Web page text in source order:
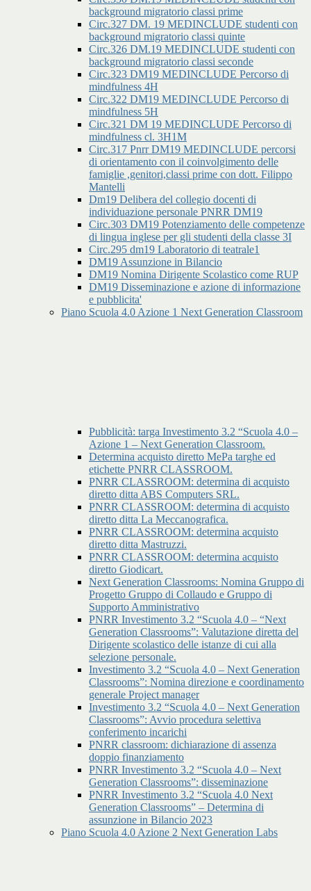
background migratorio classi prime
Circ.327 DM. 19 MEDINCLUDE studenti con
background migratorio classi quinte
Circ.326 DM.19 MEDINCLUDE studenti con
background migratorio classi seconde
Circ.323 DM19 MEDINCLUDE Percorso di
mindfulness 4H
Circ.322 DM19 MEDINCLUDE Percorso di
mindfulness 5H
Circ.321 DM 19 MEDINCLUDE Percorso di
mindfulness cl. 3H1M
Circ.317 Pnrr DM19 MEDINCLUDE percorsi
di orientamento con il coinvolgimento delle
famiglie ,genitori,classi prime con dott. Filippo
Mantelli
Dm19 Delibera del collegio docenti di
individuazione personale PNRR DM19
Circ.303 DM19 Potenziamento delle competenze
di lingua inglese per gli studenti della classe 3I
Circ.295 dm19 Laboratorio di teatrale1
DM19 Assunzione in Bilancio
DM19 Nomina Dirigente Scolastico come RUP
DM19 Disseminazione e azione di informazione
e pubblicita'
Piano Scuola 4.0 Azione 1 Next Generation Classroom
Pubblicità: targa Investimento 3.2 “Scuola 4.0 –
Azione 1 – Next Generation Classroom.
Determina acquisto diretto MePa targhe ed
etichette PNRR CLASSROOM.
PNRR CLASSROOM: determina di acquisto
diretto ditta ABS Computers SRL.
PNRR CLASSROOM: determina di acquisto
diretto ditta La Meccanografica.
PNRR CLASSROOM: determina acquisto
diretto ditta Mastruzzi.
PNRR CLASSROOM: determina acquisto
diretto Giodicart.
Next Generation Classrooms: Nomina Gruppo di
Progetto Gruppo di Collaudo e Gruppo di
Supporto Amministrativo
PNRR Investimento 3.2 “Scuola 4.0 – “Next
Generation Classrooms”: Valutazione diretta del
Dirigente scolastico delle istanze di cui alla
selezione personale.
Investimento 3.2 “Scuola 4.0 – Next Generation
Classrooms”: Nomina direzione e coordinamento
generale Project manager
Investimento 3.2 “Scuola 4.0 – Next Generation
Classrooms”: Avvio procedura selettiva
conferimento incarichi
PNRR classroom: dichiarazione di assenza
doppio finanziamento
PNRR Investimento 3.2 “Scuola 4.0 – Next
Generation Classrooms”: disseminazione
PNRR Investimento 3.2 “Scuola 4.0 Next
Generation Classrooms” – Determina di
assunzione in Bilancio 2023
Piano Scuola 4.0 Azione 2 Next Generation Labs